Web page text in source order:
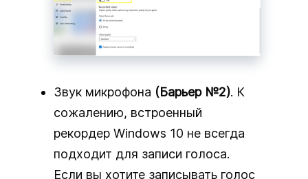
Звук микрофона (Барьер №2). К
сожалению, встроенный
рекордер Windows 10 не всегда
подходит для записи голоса.
Если вы хотите записывать голос